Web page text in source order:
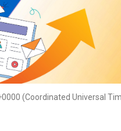
(Coordinated Universal
關於我們